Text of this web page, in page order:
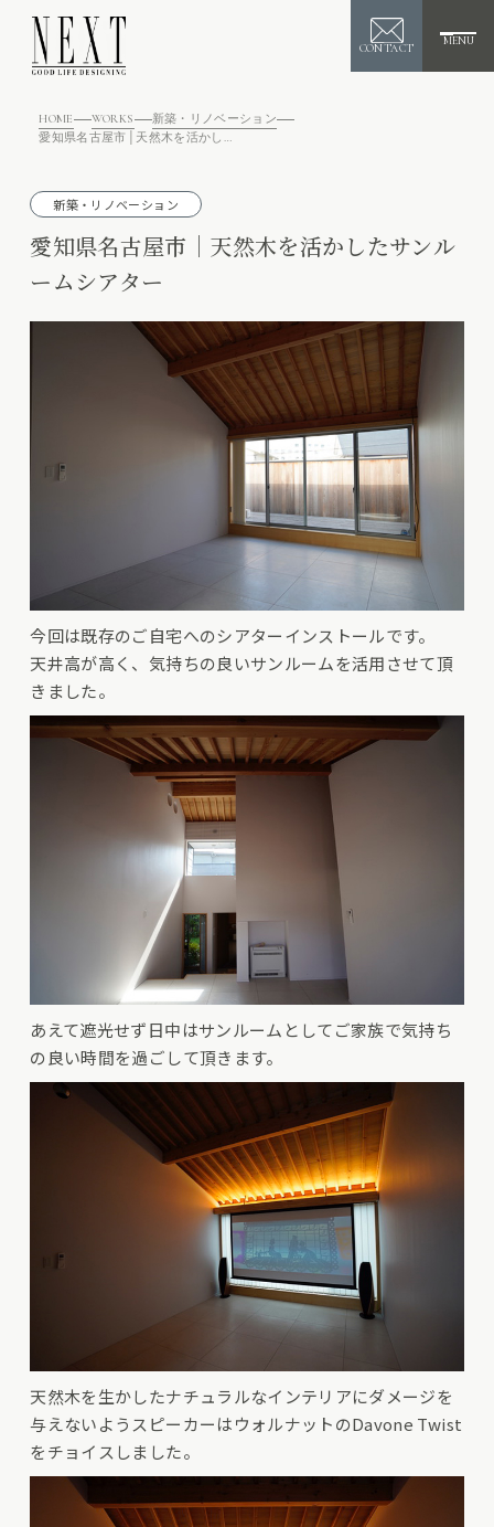
CONTACT
MENU
HOME WORKS
新築・リノベーション
愛知県名古屋市│天然木を活かしたサンルームシアター
新築・リノベーション
愛知県名古屋市│天然木を活かしたサンル
ームシアター
今回は既存のご自宅へのシアターインストールです。
天井高が高く、気持ちの良いサンルームを活用させて頂
きました。
あえて遮光せず日中はサンルームとしてご家族で気持ち
の良い時間を過ごして頂きます。
天然木を生かしたナチュラルなインテリアにダメージを
与えないようスピーカーはウォルナットのDavone Twist
をチョイスしました。